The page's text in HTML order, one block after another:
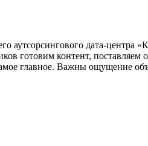
аутсорсингового дата-
готовим контент, поставляем
главное. Важны ощущение